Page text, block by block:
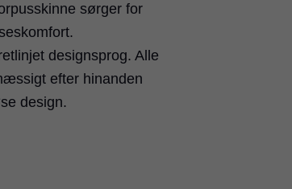
sørger for
designsprog. Alle
efter hinanden
design.